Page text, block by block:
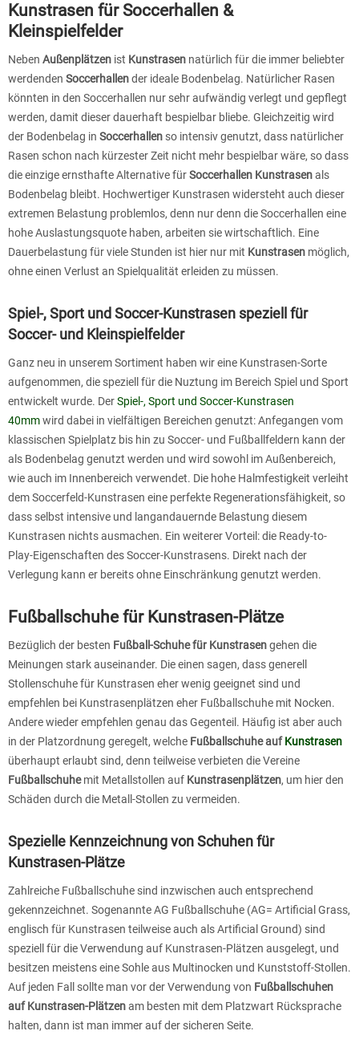
Kunstrasen für Soccerhallen &
Kleinspielfelder
Neben Außenplätzen ist Kunstrasen natürlich für die immer beliebter
werdenden Soccerhallender ideale Bodenbelag. Natürlicher Rasen
könnten in den Soccerhallen nur sehr aufwändig verlegt und gepflegt
werden, damit dieser dauerhaft bespielbar bliebe. Gleichzeitig wird
der Bodenbelag in Soccerhallen so intensiv genutzt, dass natürlicher
Rasen schon nach kürzester Zeit nicht mehr bespielbar wäre, so dass
die einzige ernsthafte Alternative fürSoccerhallen Kunstrasenals
Bodenbelag bleibt. Hochwertiger Kunstrasen widersteht auch dieser
extremen Belastung problemlos, denn nur denn die Soccerhallen eine
hohe Auslastungsquote haben, arbeiten sie wirtschaftlich. Eine
Dauerbelastung für viele Stunden ist hier nur mit Kunstrasen möglich,
ohne einen Verlust an Spielqualität erleiden zu müssen.
Spiel-, Sport und Soccer-Kunstrasen speziell für
Soccer- und Kleinspielfelder
Ganz neu in unserem Sortiment haben wir eine Kunstrasen-Sorte
aufgenommen, die speziell für die Nuztung im Bereich Spiel und Sport
entwickelt wurde. DerSpiel-, Sport und Soccer-Kunstrasen
40mmwird dabei in vielfältigen Bereichen genutzt: Anfegangen vom
klassischen Spielplatz bis hin zu Soccer- und Fußballfeldern kann der
als Bodenbelag genutzt werden und wird sowohl im Außenbereich,
wie auch im Innenbereich verwendet. Die hohe Halmfestigkeit verleiht
dem Soccerfeld-Kunstrasen eine perfekte Regenerationsfähigkeit, so
dass selbst intensive und langandauernde Belastung diesem
Kunstrasen nichts ausmachen. Ein weiterer Vorteil: die Ready-to-
Play-Eigenschaften des Soccer-Kunstrasens. Direkt nach der
Verlegung kann er bereits ohne Einschränkung genutzt werden.
Fußballschuhe für Kunstrasen-Plätze
Bezüglich der besten Fußball-Schuhe für Kunstrasengehen die
Meinungen stark auseinander. Die einen sagen, dass generell
Stollenschuhe für Kunstrasen eher wenig geeignet sind und
empfehlen bei Kunstrasenplätzen eher Fußballschuhe mit Nocken.
Andere wieder empfehlen genau das Gegenteil. Häufig ist aber auch
in der Platzordnung geregelt, welche Fußballschuhe aufKunstrasen
überhaupt erlaubt sind, denn teilweise verbieten die Vereine
Fußballschuhemit Metallstollen auf Kunstrasenplätzen, um hier den
Schäden durch die Metall-Stollen zu vermeiden.
Spezielle Kennzeichnung von Schuhen für
Kunstrasen-Plätze
Zahlreiche Fußballschuhe sind inzwischen auch entsprechend
gekennzeichnet. Sogenannte AG Fußballschuhe (AG= Artificial Grass,
englisch für Kunstrasen teilweise auch als Artificial Ground) sind
speziell für die Verwendung auf Kunstrasen-Plätzen ausgelegt, und
besitzen meistens eine Sohle aus Multinocken und Kunststoff-Stollen.
Auf jeden Fall sollte man vor der Verwendung von Fußballschuhen
auf Kunstrasen-Plätzenam besten mit dem Platzwart Rücksprache
halten, dann ist man immer auf der sicheren Seite.